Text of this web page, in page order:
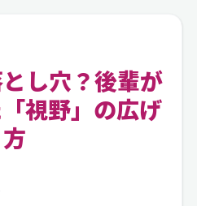
し穴？後輩が
視野」の広げ
方